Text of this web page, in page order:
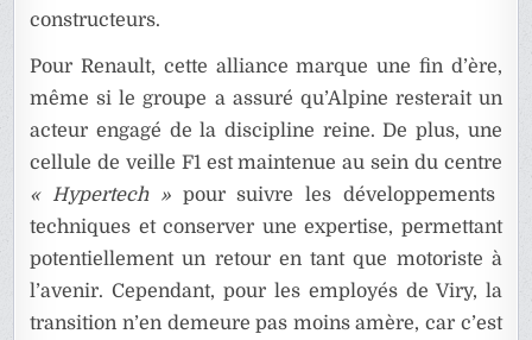
constructeurs.
Pour Renault, cette alliance marque une fin d’ère,
même si le groupe a assuré qu’Alpine resterait un
acteur engagé de la discipline reine. De plus, une
cellule de veille F1 est maintenue au sein du centre
« Hypertech »pour suivre les développements
techniques et conserver une expertise, permettant
potentiellement un retour en tant que motoriste à
l’avenir. Cependant, pour les employés de Viry, la
transition n’en demeure pas moins amère, car c’est